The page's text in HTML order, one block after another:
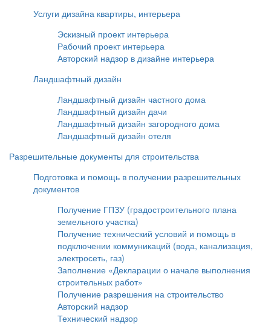
Услуги дизайна квартиры, интерьера
Эскизный проект интерьера
Рабочий проект интерьера
Авторский надзор в дизайне интерьера
Ландшафтный дизайн
Ландшафтный дизайн частного дома
Ландшафтный дизайн дачи
Ландшафтный дизайн загородного дома
Ландшафтный дизайн отеля
Разрешительные документы для строительства
Подготовка и помощь в получении разрешительных
документов
Получение ГПЗУ (градостроительного плана
земельного участка)
Получение технический условий и помощь в
подключении коммуникаций (вода, канализация,
электросеть, газ)
Заполнение «Декларации о начале выполнения
строительных работ»
Получение разрешения на строительство
Авторский надзор
Технический надзор